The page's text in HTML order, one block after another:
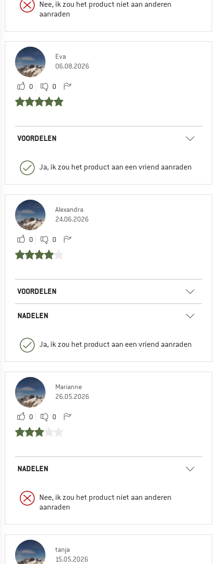
Nee, ik zou het product niet aan anderen
aanraden
Eva
06.08.2026
0 0
VOORDELEN
Ja, ik zou het product aan een vriend aanraden
Alexandra
24.06.2026
0 0
VOORDELEN
NADELEN
Ja, ik zou het product aan een vriend aanraden
Marianne
26.05.2026
0 0
NADELEN
Nee, ik zou het product niet aan anderen
aanraden
tanja
15.05.2026